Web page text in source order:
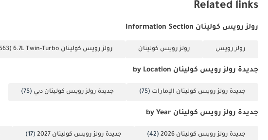
Related links
رولز رويس كولينان Information Section
رولز رويس رولز رويس كولينان رولز رويس كولينان 6.7L Twin-Turbo (563 حصان)
جديدة رولز رويس كولينان by Location
جديدة رولز رويس كولينان الإمارات (75) جديدة رولز رويس كولينان دبي (75)
جديدة رولز رويس كولينان by Year
جديدة رولز رويس كولينان 2026 (42) جديدة رولز رويس كولينان 2027 (17)